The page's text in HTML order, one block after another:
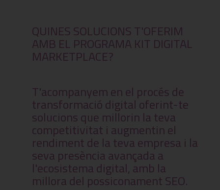
QUINES SOLUCIONS T'OFERIM
AMB EL PROGRAMA KIT DIGITAL
MARKETPLACE?
T'acompanyem en el procés de
transformació digital oferint-te
solucions que millorin la teva
competitivitat i augmentin el
rendiment de la teva empresa i la
seva presència avançada a
l'ecosistema digital, amb la
millora del possiconament SEO.